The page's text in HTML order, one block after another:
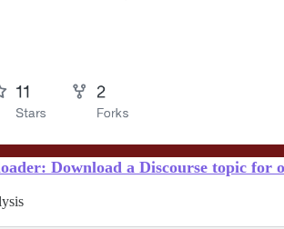
Download a Discourse topic for